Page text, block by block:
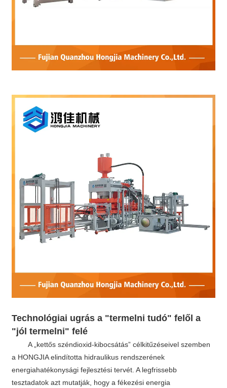
Technológiai ugrás a "termelni tudó" felől a
"jól termelni" felé
A „kettős széndioxid-kibocsátás” célkitűzéseivel szemben
a HONGJIA elindította hidraulikus rendszerének
energiahatékonysági fejlesztési tervét. A legfrissebb
tesztadatok azt mutatják, hogy a fékezési energia